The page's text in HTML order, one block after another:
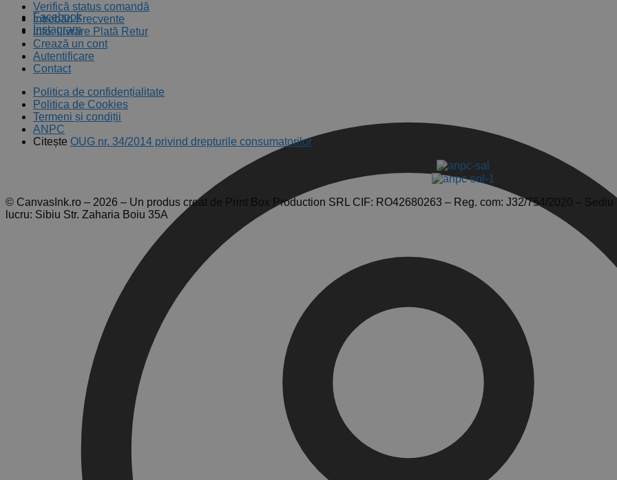
Facebook
Instagram
Verifică status comandă
Întrebări Frecvente
Info: Livrare Plată Retur
Crează un cont
Autentificare
Contact
Politica de confidențialitate
Politica de Cookies
Termeni și condiții
ANPC
Citește OUG nr. 34/2014 privind drepturile consumatorilor
© CanvasInk.ro – 2026 – Un produs creat de Print Box Production SRL CIF: RO42680263 – Reg. com: J32/754/2020 –
lucru: Sibiu Str. Zaharia Boiu 35A